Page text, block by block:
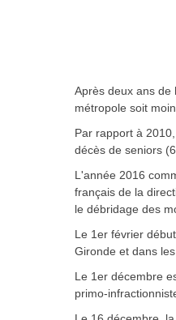
Après deux ans de
métropole soit
Par rapport à
décès de seniors
L'année 2016
français de la
le débridage des
Le 1er février
Gironde et dans
Le 1er décembre
primo-